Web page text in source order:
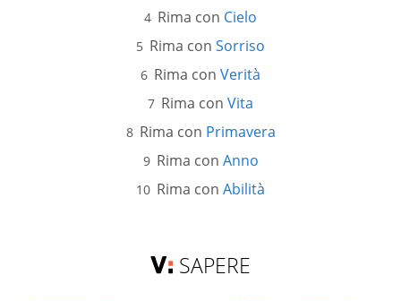
Rima con Cielo
Rima con Sorriso
Rima con Verità
Rima con Vita
Rima con Primavera
Rima con Anno
Rima con Abilità
SAPERE